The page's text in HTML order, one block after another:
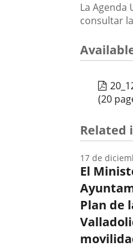
La Agenda
consultar
(20
Related
El
Plan de
17 de